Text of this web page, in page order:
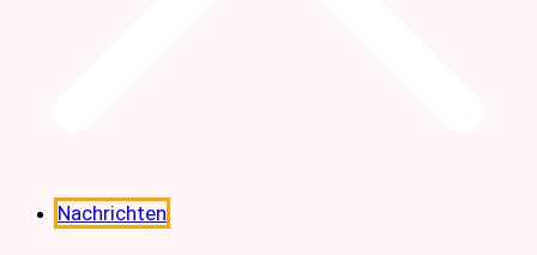
Nachrichten